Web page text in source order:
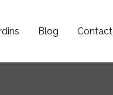
Blog Contact